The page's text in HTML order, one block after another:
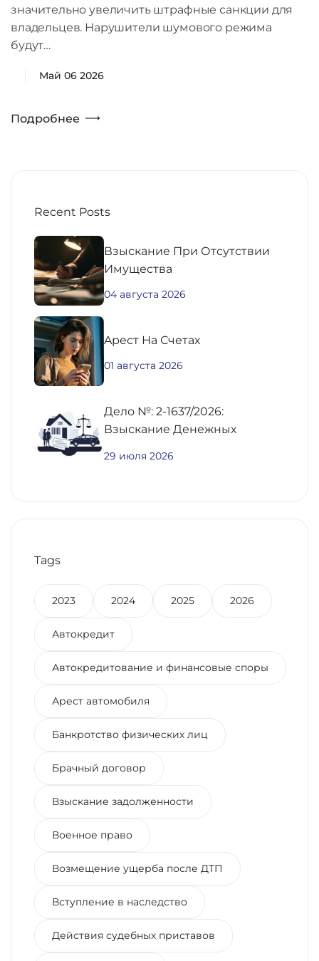
значительно увеличить штрафные санкции для
владельцев. Нарушители шумового режима
будут…
Май 06 2026
Подробнее
Recent Posts
Взыскание При Отсутствии
Имущества
04 августа 2026
Aрест На Счетах
01 августа 2026
Дело №: 2-1637/2026:
Взыскание Денежных
29 июля 2026
Tags
2023 2024 2025 2026
Автокредит
Автокредитование и финансовые споры
Арест автомобиля
Банкротство физических лиц
Брачный договор
Взыскание задолженности
Военное право
Возмещение ущерба после ДТП
Вступление в наследство
Действия судебных приставов